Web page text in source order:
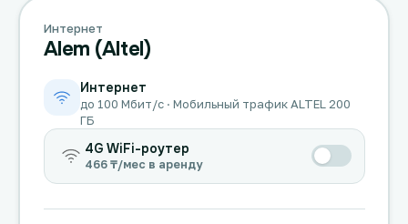
Интернет
Alem (Altel)
Интернет
до 100 Мбит/с · Мобильный трафик ALTEL 200
ГБ
4G WiFi-роутер
466 ₸/мес в аренду